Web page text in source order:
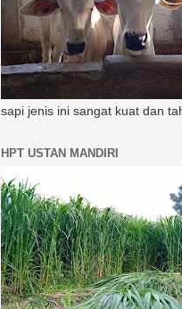
sapi jenis ini sangat kuat dan
HPT USTAN MANDIRI